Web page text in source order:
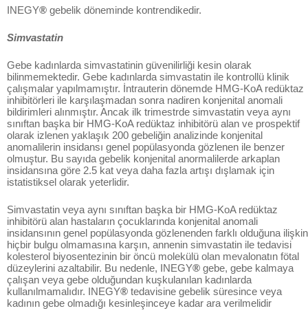
INEGY® gebelik döneminde kontrendikedir.
Simvastatin
Gebe kadınlarda simvastatinin güvenilirliği kesin olarak
bilinmemektedir. Gebe kadınlarda simvastatin ile kontrollü klinik
çalışmalar yapılmamıştır. İntrauterin dönemde HMG-KoA redüktaz
inhibitörleri ile karşılaşmadan sonra nadiren konjenital anomali
bildirimleri alınmıştır. Ancak ilk trimestrde simvastatin veya aynı
sınıftan başka bir HMG-KoA redüktaz inhibitörü alan ve prospektif
olarak izlenen yaklaşık 200 gebeliğin analizinde konjenital
anomalilerin insidansı genel popülasyonda gözlenen ile benzer
olmuştur. Bu sayıda gebelik konjenital anormalilerde arkaplan
insidansına göre 2.5 kat veya daha fazla artışı dışlamak için
istatistiksel olarak yeterlidir.
Simvastatin veya aynı sınıftan başka bir HMG-KoA redüktaz
inhibitörü alan hastaların çocuklarında konjenital anomali
insidansının genel popülasyonda gözlenenden farklı olduğuna ilişkin
hiçbir bulgu olmamasına karşın, annenin simvastatin ile tedavisi
kolesterol biyosentezinin bir öncü molekülü olan mevalonatın fötal
düzeylerini azaltabilir. Bu nedenle, INEGY® gebe, gebe kalmaya
çalışan veya gebe olduğundan kuşkulanılan kadınlarda
kullanılmamalıdır. INEGY® tedavisine gebelik süresince veya
kadının gebe olmadığı kesinleşinceye kadar ara verilmelidir